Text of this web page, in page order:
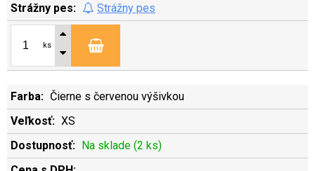
Strážny pes
ks
Čierne s červenou výšivkou
XS
Na sklade (2 ks)